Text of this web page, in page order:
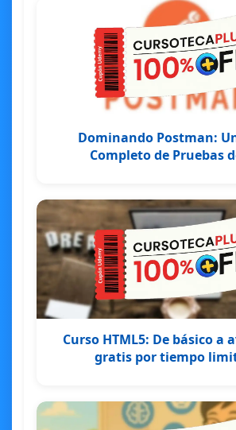
Dominando Postman:
Completo de Pruebas
Curso HTML5: De básico a
gratis por tiempo